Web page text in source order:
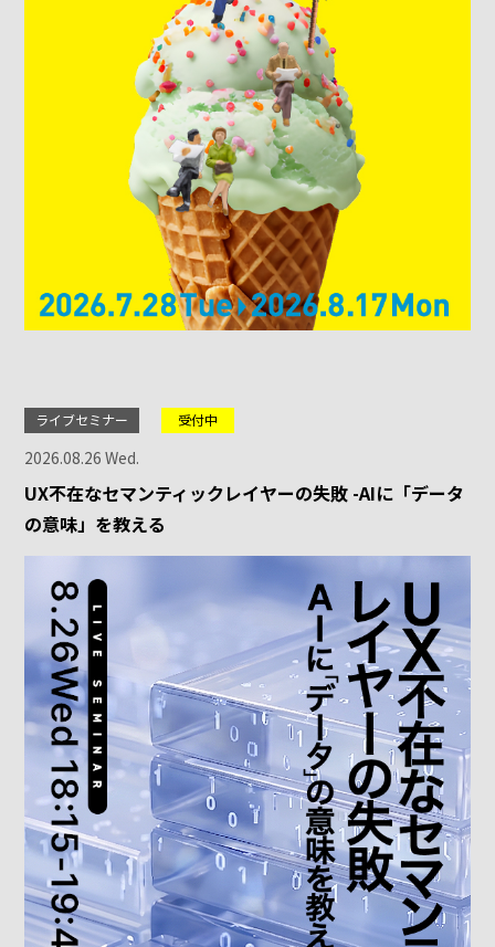
ライブセミナー 受付中
2026.08.26 Wed.
UX不在なセマンティックレイヤーの失敗 -AIに「データ
の意味」を教える